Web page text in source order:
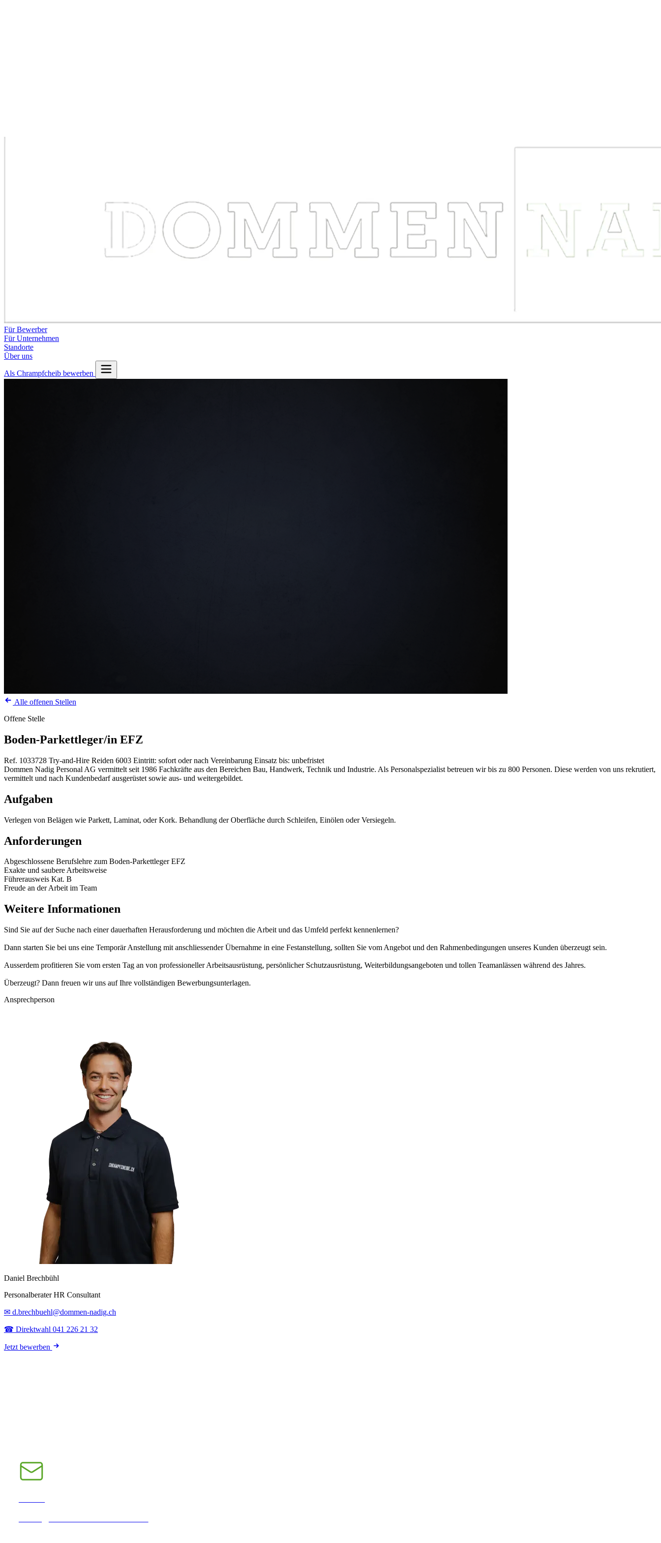
Für Bewerber
Für Unternehmen
Standorte
Über uns
Als Chrampfcheib bewerben
Alle offenen Stellen
Offene Stelle
Boden-Parkettleger/in EFZ
Ref. 1033728 Try-and-Hire Reiden 6003 Eintritt: sofort oder nach Vereinbarung Einsatz bis: unbefristet
Dommen Nadig Personal AG vermittelt seit 1986 Fachkräfte aus den Bereichen Bau, Handwerk, Technik und Industrie. Als Personalspezialist betreuen wir bis zu 800 Personen. Diese werden von uns rekrutiert,
vermittelt und nach Kundenbedarf ausgerüstet sowie aus- und weitergebildet.
Aufgaben
Verlegen von Belägen wie Parkett, Laminat, oder Kork. Behandlung der Oberfläche durch Schleifen, Einölen oder Versiegeln.
Anforderungen
Abgeschlossene Berufslehre zum Boden-Parkettleger EFZ
Exakte und saubere Arbeitsweise
Führerausweis Kat. B
Freude an der Arbeit im Team
Weitere Informationen
Sind Sie auf der Suche nach einer dauerhaften Herausforderung und möchten die Arbeit und das Umfeld perfekt kennenlernen?
Dann starten Sie bei uns eine Temporär Anstellung mit anschliessender Übernahme in eine Festanstellung, sollten Sie vom Angebot und den Rahmenbedingungen unseres Kunden überzeugt sein.
Ausserdem profitieren Sie vom ersten Tag an von professioneller Arbeitsausrüstung, persönlicher Schutzausrüstung, Weiterbildungsangeboten und tollen Teamanlässen während des Jahres.
Überzeugt? Dann freuen wir uns auf Ihre vollständigen Bewerbungsunterlagen.
Ansprechperson
Daniel Brechbühl
Personalberater HR Consultant
✉ d.brechbuehl@dommen-nadig.ch
☎ Direktwahl 041 226 21 32
Jetzt bewerben